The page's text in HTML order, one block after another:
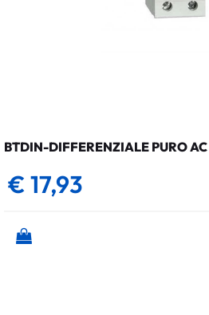
BTDIN-DIFFERENZIALE PURO
€ 17,93
Quantità